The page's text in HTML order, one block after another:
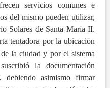
servicios comunes e
del mismo pueden utilizar,
Solares de Santa María II.
tentadora por la ubicación
la ciudad y por el sistema
la documentación
debiendo asimismo firmar